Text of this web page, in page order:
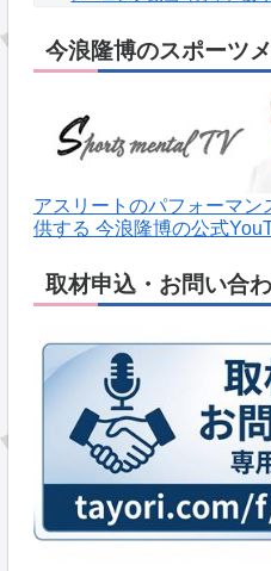
今浪隆博のスポーツ
アスリートのパフォーマン
供する 今浪隆博の公式
取材申込・お問い合